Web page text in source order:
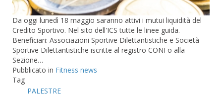
Da oggi lunedì 18 maggio saranno attivi i mutui liquidità del
Credito Sportivo. Nel sito dell'ICS tutte le linee guida.
Beneficiari: Associazioni Sportive Dilettantistiche e Società
Sportive Dilettantistiche iscritte al registro CONI o alla
Sezione…
Pubblicato in Fitness news
Tag
PALESTRE